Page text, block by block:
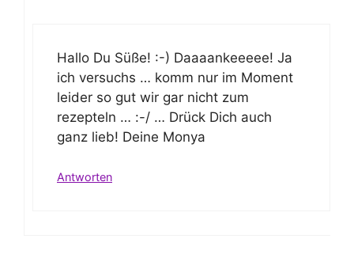
Hallo Du Süße! :-) Daaaankeeeee! Ja
ich versuchs … komm nur im Moment
leider so gut wir gar nicht zum
rezepteln … :-/ … Drück Dich auch
ganz lieb! Deine Monya
Antworten